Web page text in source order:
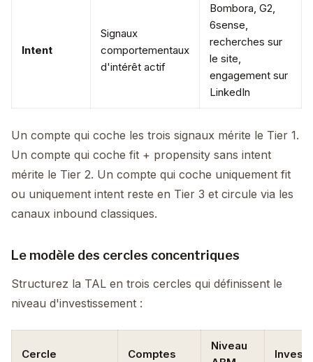
Intent
Signaux
comportementaux
d'intérêt actif
Bombora, G2,
6sense,
recherches sur
le site,
engagement sur
LinkedIn
Un compte qui coche les trois signaux mérite le Tier 1.
Un compte qui coche fit + propensity sans intent
mérite le Tier 2. Un compte qui coche uniquement fit
ou uniquement intent reste en Tier 3 et circule via les
canaux inbound classiques.
Le modèle des cercles concentriques
Structurez la TAL en trois cercles qui définissent le
niveau d'investissement :
Cercle Comptes
Niveau